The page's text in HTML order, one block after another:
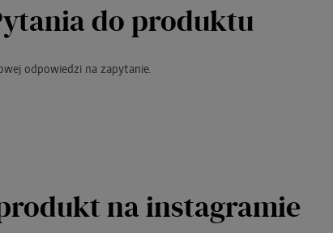
do produktu
odpowiedzi na zapytanie.
na instagramie